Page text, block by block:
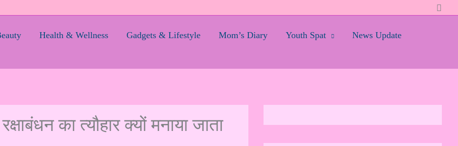
Health & Wellness Gadgets & Lifestyle Mom’s Diary Youth Spat
News Update
का त्यौहार क्यों मनाया जाता